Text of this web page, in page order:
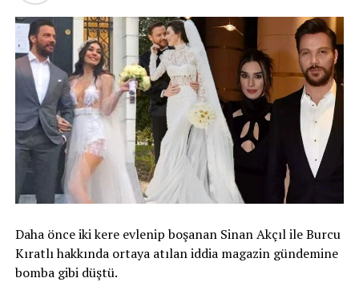
Daha önce iki kere evlenip boşanan Sinan Akçıl ile Burcu
Kıratlı hakkında ortaya atılan iddia magazin gündemine
bomba gibi düştü.